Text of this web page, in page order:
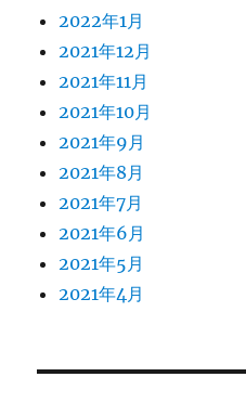
2022年1月
2021年12月
2021年11月
2021年10月
2021年9月
2021年8月
2021年7月
2021年6月
2021年5月
2021年4月